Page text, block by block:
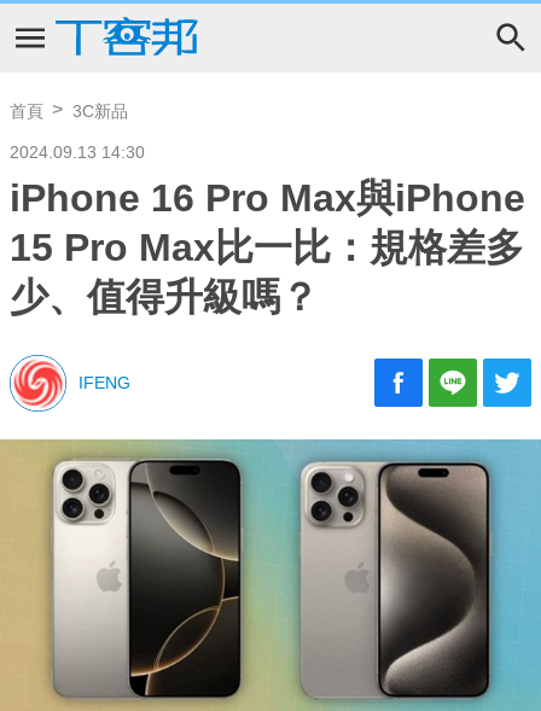
首頁 3C新品
2024.09.13 14:30
iPhone 16 Pro Max與iPhone
15 Pro Max比一比：規格差多
少、值得升級嗎？
IFENG